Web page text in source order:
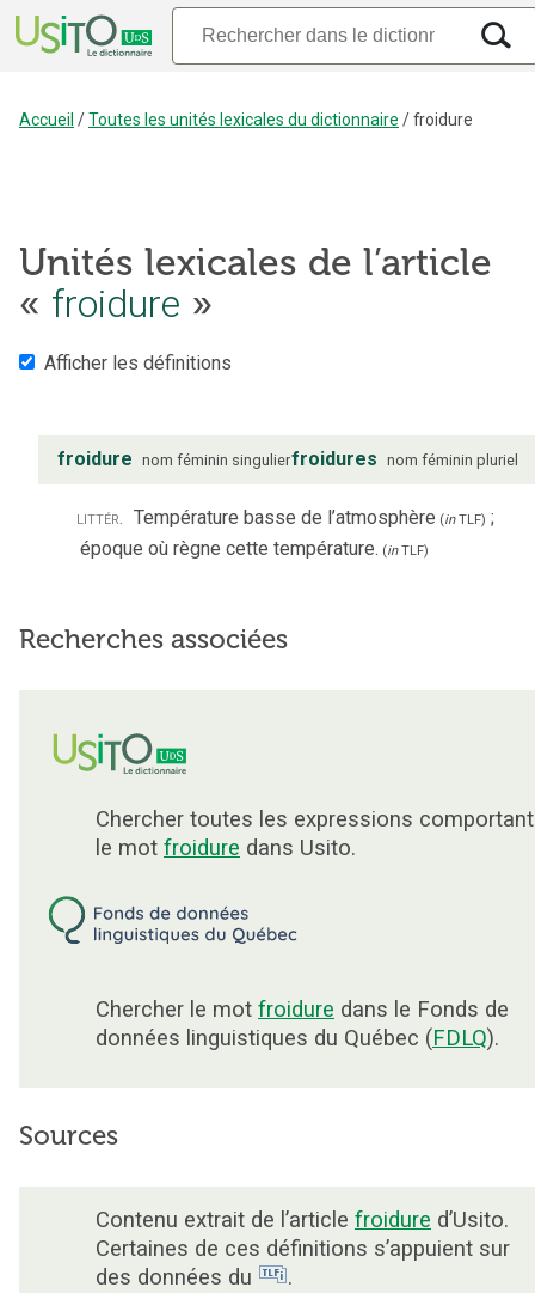
Accueil /Toutes les unités lexicales du dictionnaire /froidure
Unités lexicales de l’article
« froidure »
Afficher les définitions
froidure nom féminin singulierfroidures nom féminin pluriel
littér. Température basse de l’atmosphère (inTLF) ;
époque où règne cette température. (inTLF)
Recherches associées
Chercher toutes les expressions comportant
le mot froidure dans Usito.
Chercher le mot froidure dans le Fonds de
données linguistiques du Québec (FDLQ).
Sources
Contenu extrait de l’article froidure d’Usito.
Certaines de ces définitions s’appuient sur
des données du
.